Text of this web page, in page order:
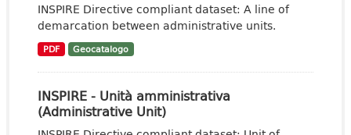
INSPIRE Directive compliant dataset: A line of
demarcation between administrative units.
PDF Geocatalogo
INSPIRE - Unità amministrativa
(Administrative Unit)